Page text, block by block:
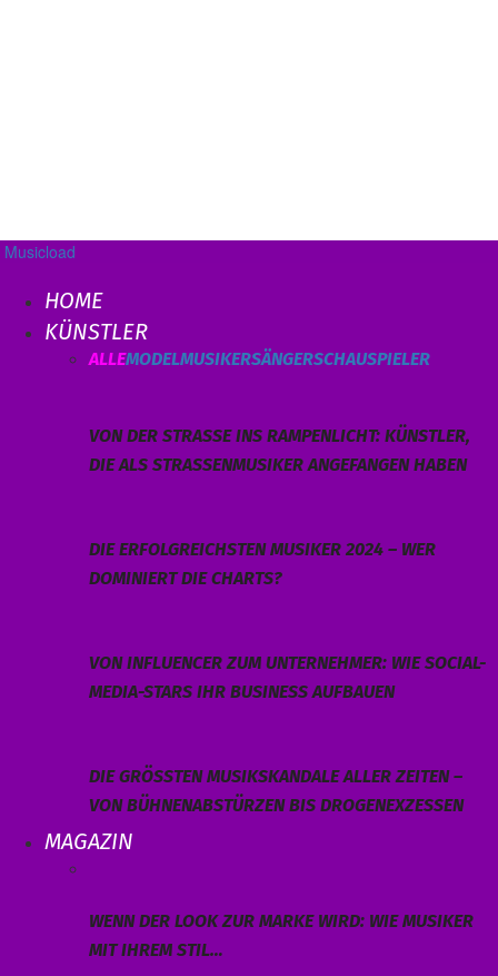
Musicload
HOME
KÜNSTLER
ALLEMODELMUSIKERSÄNGERSCHAUSPIELER
VON DER STRASSE INS RAMPENLICHT: KÜNSTLER, D
IE ALS STRASSENMUSIKER ANGEFANGEN HABEN
DIE ERFOLGREICHSTEN MUSIKER 2024 – WER
DOMINIERT DIE CHARTS?
VON INFLUENCER ZUM UNTERNEHMER: WIE SOCIAL-
MEDIA-STARS IHR BUSINESS AUFBAUEN
DIE GRÖSSTEN MUSIKSKANDALE ALLER ZEITEN – V
ON BÜHNENABSTÜRZEN BIS DROGENEXZESSEN
MAGAZIN
WENN DER LOOK ZUR MARKE WIRD: WIE MUSIKER
MIT IHREM STIL…